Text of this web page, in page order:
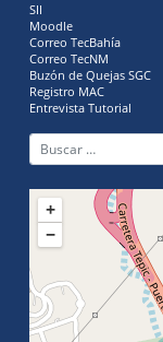
SII
Moodle
Correo TecBahía
Correo TecNM
Buzón de Quejas SGC
Registro MAC
Entrevista Tutorial
+
−